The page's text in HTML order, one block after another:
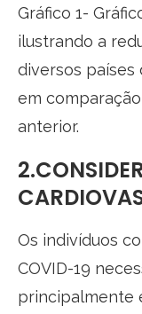
Gráfico 1-
ilustrando a
diversos países
em
anterior.
Os indivíduos
COVID-19
principalmente